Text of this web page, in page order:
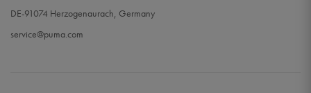
DE-91074 Herzogenaurach, Germany
service@puma.com